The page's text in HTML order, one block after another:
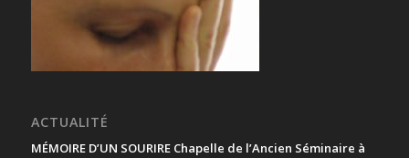
ACTUALITÉ
MÉMOIRE D’UN SOURIRE Chapelle de l’Ancien Séminaire à